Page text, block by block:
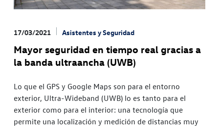
17/03/2021 Asistentes y Seguridad
Mayor seguridad en tiempo real gracias a
la banda ultraancha (UWB)
Lo que el GPS y Google Maps son para el entorno
exterior, Ultra-Wideband (UWB) lo es tanto para el
exterior como para el interior: una tecnología que
permite una localización y medición de distancias muy